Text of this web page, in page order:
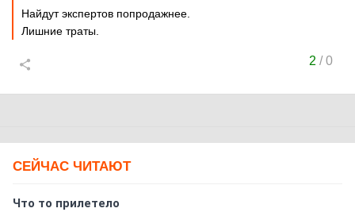
Найдут экспертов попродажнее.
Лишние траты.
2 /0
СЕЙЧАС ЧИТАЮТ
Что то прилетело